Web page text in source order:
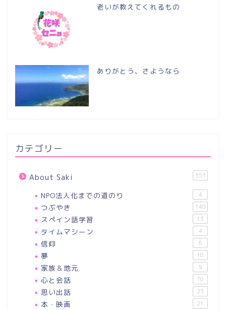
老いが教えてくれるもの
ありがとう、さようなら
カテゴリー
About Saki 353
NPO法人化までの道のり 4
つぶやき 148
スペイン語学習 13
タイムマシーン 4
信仰 6
夢 18
家族＆地元 9
心と会話 70
思い出話 23
本・映画 21